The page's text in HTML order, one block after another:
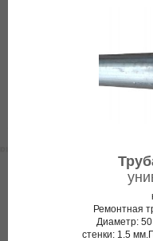
Ремонтная
Диаметр:
стенки: 1.5